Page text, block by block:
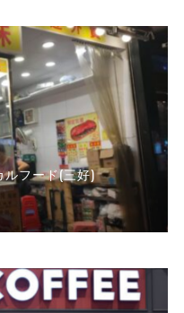
ルフード(三好)